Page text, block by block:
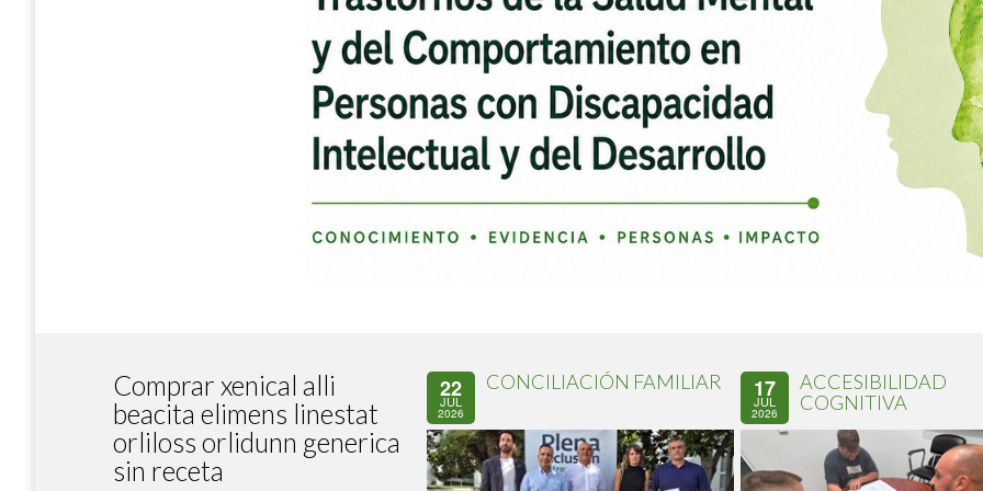
Comprar xenical alli
beacita elimens linestat
orliloss orlidunn generica
sin receta
22
JUL
2026
CONCILIACIÓN FAMILIAR 17
JUL
2026
ACCESIBILIDAD
COGNITIVA